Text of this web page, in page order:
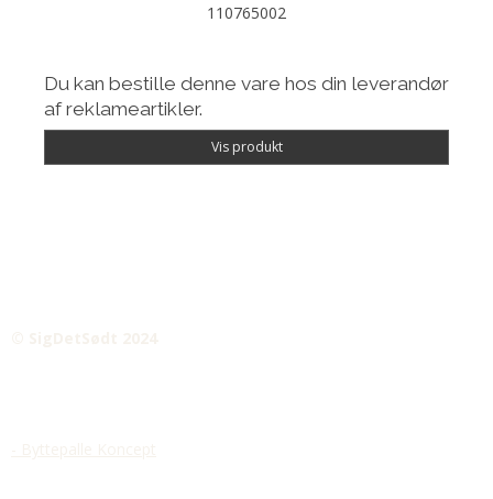
110765002
Du kan bestille denne vare hos din leverandør
af reklameartikler.
Vis produkt